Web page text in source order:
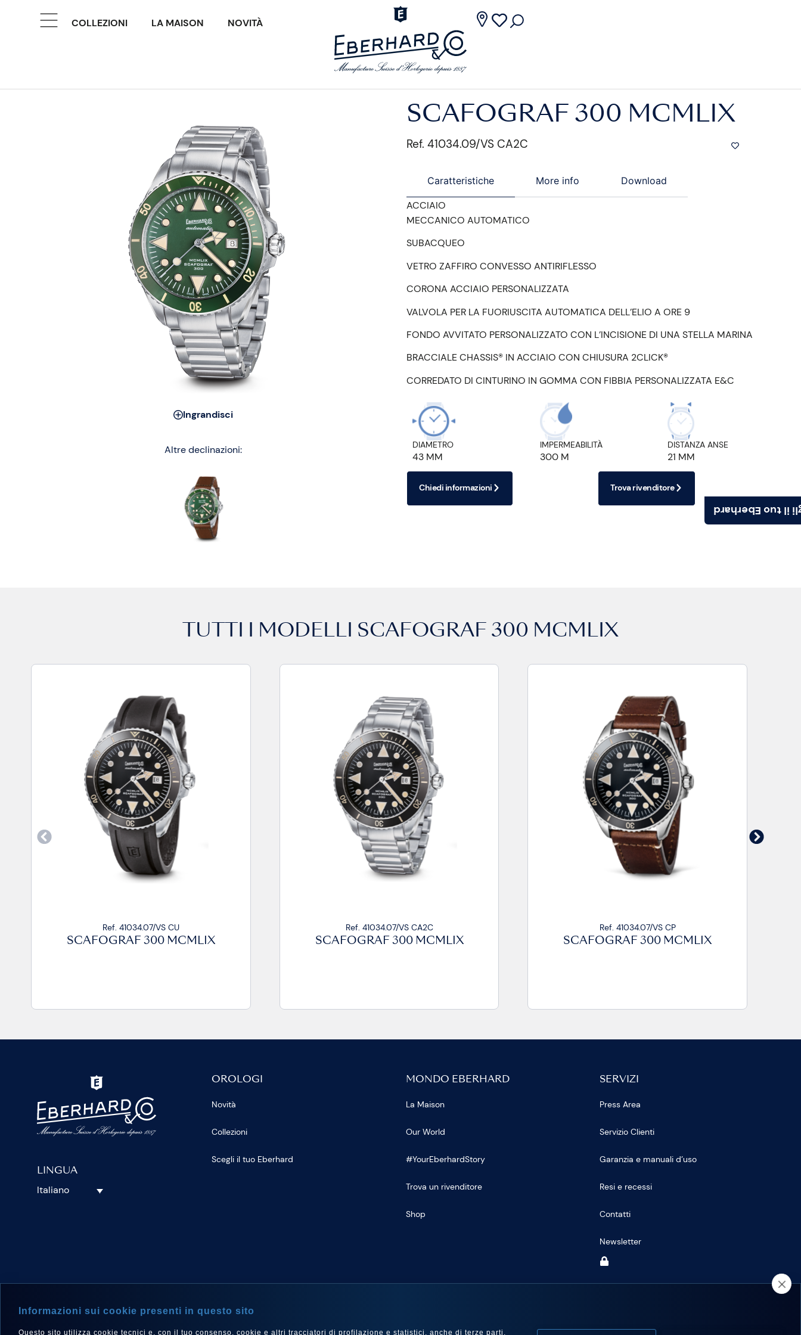
COLLEZIONI LA MAISON NOVITÀ
Scegli il tuo
Ingrandisci
Altre declinazioni:
SCAFOGRAF 300 MCMLIX
Ref. 41034.09/VS CA2C
Caratteristiche More info Download
ACCIAIO
MECCANICO AUTOMATICO
SUBACQUEO
VETRO ZAFFIRO CONVESSO ANTIRIFLESSO
CORONA ACCIAIO PERSONALIZZATA
VALVOLA PER LA FUORIUSCITA AUTOMATICA DELL’ELIO A ORE 9
FONDO AVVITATO PERSONALIZZATO CON L’INCISIONE DI UNA STELLA MARINA
BRACCIALE CHASSIS® IN ACCIAIO CON CHIUSURA 2CLICK®
CORREDATO DI CINTURINO IN GOMMA CON FIBBIA PERSONALIZZATA E&C
DIAMETRO
43 MM
IMPERMEABILITÀ
300 M
DISTANZA ANSE
21 MM
Chiedi informazioni Trova rivenditore
TUTTI I MODELLI SCAFOGRAF 300 MCMLIX
Ref. 41034.07/VS CU
300 MCMLIX
Ref. 41034.07/VS CA2C
SCAFOGRAF 300 MCMLIX
Ref. 41034.07/VS CP
SCAFOGRAF 300 MCMLIX
LINGUA
Italiano
OROLOGI
Novità
Collezioni
Scegli il tuo Eberhard
MONDO EBERHARD
La Maison
Our World
#YourEberhardStory
Trova un rivenditore
Shop
SERVIZI
Press Area
Servizio Clienti
Garanzia e manuali d’uso
Resi e recessi
Contatti
Newsletter
Informazioni sui cookie presenti in questo sito
Questo sito utilizza cookie tecnici e, con il tuo consenso, cookie e altri tracciatori di profilazione e statistici, anche di terze parti,